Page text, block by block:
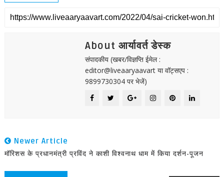
About आर्यावर्त डेस्क
संपादकीय (खबर/विज्ञप्ति ईमेल :
editor@liveaaryaavart या वॉट्सएप :
9899730304 पर भेजें)
Newer Article
मॉरिशस के प्रधानमंत्री प्रविंद ने काशी विश्वनाथ धाम में किया दर्शन-पूजन